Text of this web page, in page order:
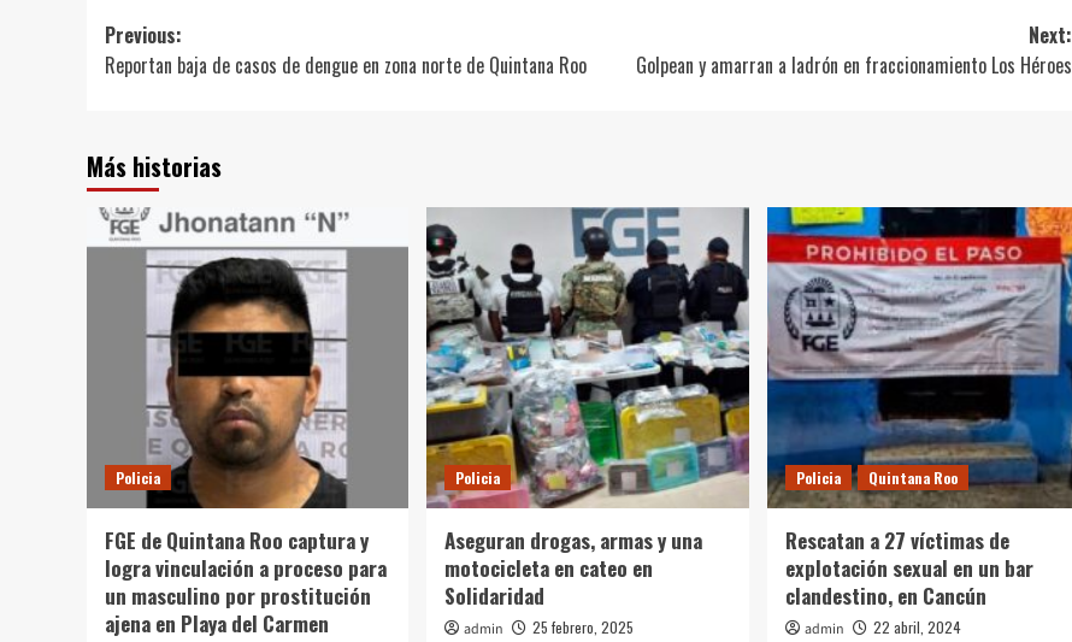
Post
navigation
Previous:
Reportan baja de casos de dengue en zona norte de Quintana Roo
Next:
Golpean y amarran a ladrón en fraccionamiento Los Héroes
Más historias
Policia
FGE de Quintana Roo captura y
logra vinculación a proceso para
un masculino por prostitución
ajena en Playa del Carmen
Policia
Aseguran drogas, armas y una
motocicleta en cateo en
Solidaridad
admin 25 febrero, 2025
Policia Quintana Roo
Rescatan a 27 víctimas de
explotación sexual en un bar
clandestino, en Cancún
admin 22 abril, 2024